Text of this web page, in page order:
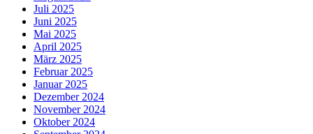
Juli 2025
Juni 2025
Mai 2025
April 2025
März 2025
Februar 2025
Januar 2025
Dezember 2024
November 2024
Oktober 2024